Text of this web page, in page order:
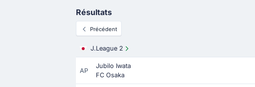
Résultats
Précédent
J.League 2
AP
Jubilo Iwata
FC Osaka